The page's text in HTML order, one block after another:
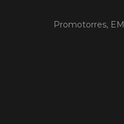
Promotorres, EM